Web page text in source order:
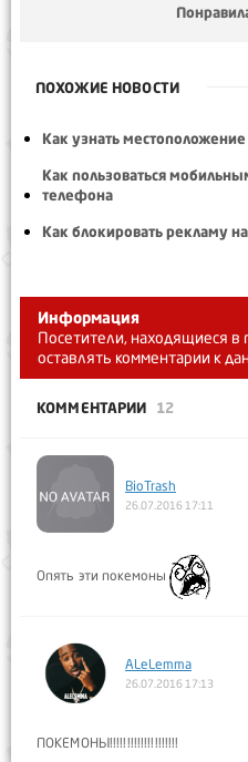
ПОХОЖИЕ НОВОСТИ
Как узнать
Как пользоваться
телефона
Как блокировать рекламу
Информация
Посетители, находящиеся в
оставлять комментарии к
КОММЕНТАРИИ 12
BioTrash
26.07.2016 17:11
Опять эти покемоны
ALeLemma
26.07.2016 17:13
ПОКЕМОНЫ!!!!!!!!!!!!!!!!!!!!